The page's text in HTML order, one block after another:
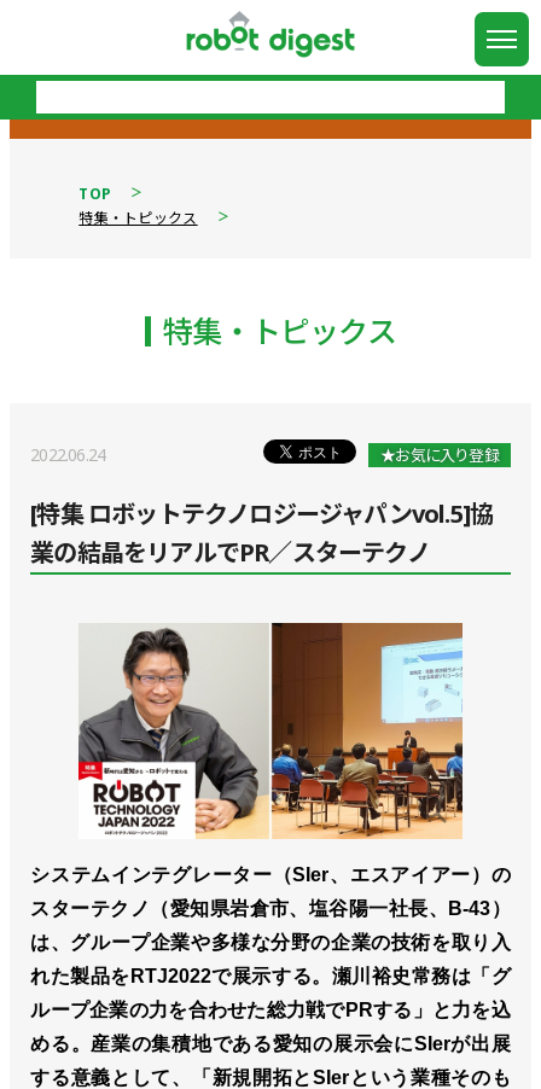
TOP
特集・トピックス
特集・トピックス
2022.06.24 ★お気に入り登録
[特集 ロボットテクノロジージャパンvol.5]協
業の結晶をリアルでPR／スターテクノ
システムインテグレーター（SIer、エスアイアー）の
スターテクノ（愛知県岩倉市、塩谷陽一社長、B-43）
は、グループ企業や多様な分野の企業の技術を取り入
れた製品をRTJ2022で展示する。瀬川裕史常務は「グ
ループ企業の力を合わせた総力戦でPRする」と力を込
める。産業の集積地である愛知の展示会にSIerが出展
する意義として、「新規開拓とSIerという業種そのも